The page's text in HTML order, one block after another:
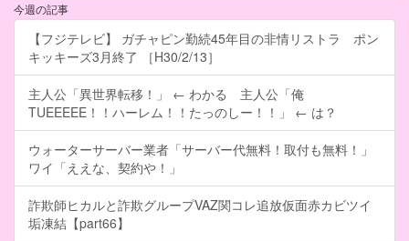
今週の記事
【フジテレビ】 ガチャピン勤続45年目の非情リストラ ポン
キッキーズ3月終了 ［H30/2/13］
主人公「異世界転移！」 ← わかる 主人公「俺
TUEEEEE！！ハーレム！！たっのしー！！」 ← は？
ウォーターサーバー業者「サーバー代無料！取付も無料！」
ワイ「ええな、契約や！」
詐欺師ヒカルと詐欺グループVAZ関コレ追放仮面赤カビツイ
垢凍結【part66】